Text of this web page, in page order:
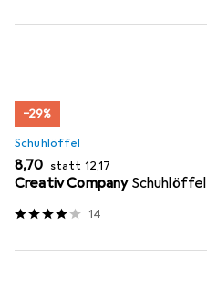
−29%
Schuhlöffel
EUR
8,70 statt EUR
12,17
Creativ Company Schuhlöffel
14